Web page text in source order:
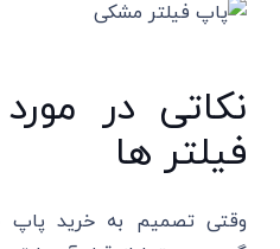
نکاتی در
فیلتر ها
وقتی تصمیم به خرید پاپ